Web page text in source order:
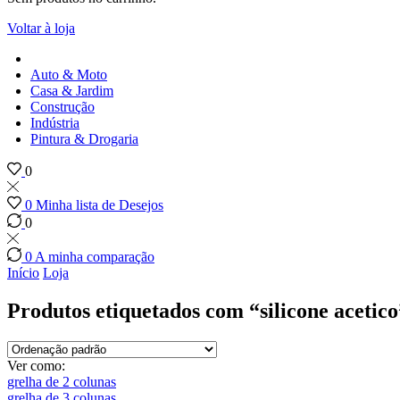
Voltar à loja
Auto & Moto
Casa & Jardim
Construção
Indústria
Pintura & Drogaria
0
0 Minha lista de Desejos
0
0 A minha comparação
Início Loja
Produtos etiquetados com “silicone
Ver como:
grelha de 2 colunas